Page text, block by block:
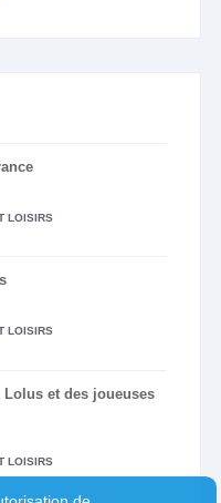
LOISIRS
LOISIRS
Lolus et des joueuses
LOISIRS